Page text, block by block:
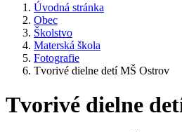
Úvodná stránka
Obec
Školstvo
Materská škola
Fotografie
Tvorivé dielne detí MŠ Ostrov
Tvorivé dielne